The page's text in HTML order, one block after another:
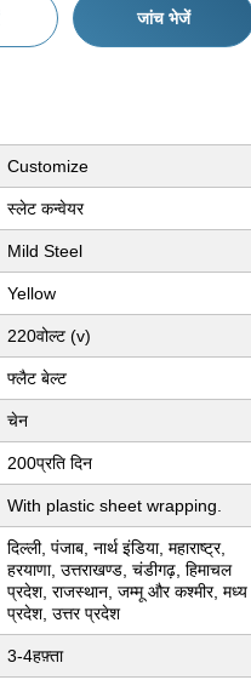
जांच भेजें
Customize
स्लेट कन्वेयर
Mild Steel
Yellow
220वोल्ट (v)
फ्लैट बेल्ट
चेन
200प्रति दिन
With plastic sheet wrapping.
दिल्ली, पंजाब, नार्थ इंडिया, महाराष्ट्र,
हरयाणा, उत्तराखण्ड, चंडीगढ़, हिमाचल
प्रदेश, राजस्थान, जम्मू और कश्मीर, मध्य
प्रदेश, उत्तर प्रदेश
3-4हफ़्ता